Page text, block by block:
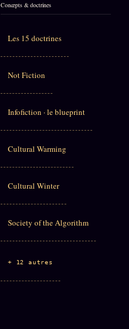
Concepts & doctrines
Les 15 doctrines
Not Fiction
Infofiction · le blueprint
Cultural Warming
Cultural Winter
Society of the Algorithm
+ 12 autres